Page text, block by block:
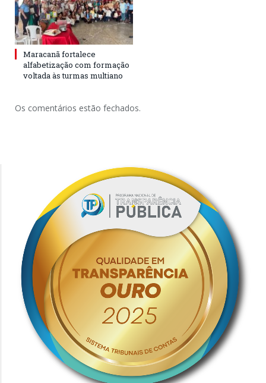
Maracanã fortalece
alfabetização com formação
voltada às turmas multiano
Os comentários estão fechados.